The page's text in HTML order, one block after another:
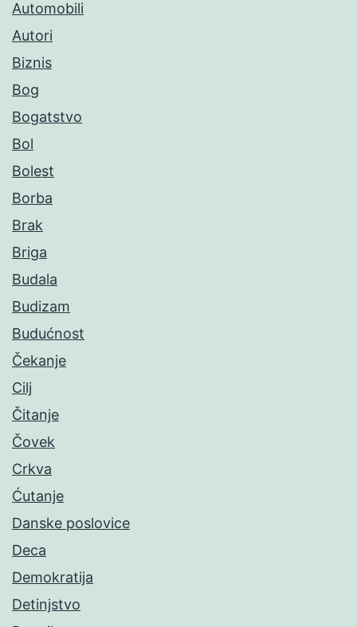
Automobili
Autori
Biznis
Bog
Bogatstvo
Bol
Bolest
Borba
Brak
Briga
Budala
Budizam
Budućnost
Čekanje
Cilj
Čitanje
Čovek
Crkva
Ćutanje
Danske poslovice
Deca
Demokratija
Detinjstvo